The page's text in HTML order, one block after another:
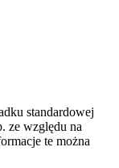
standardowej
ze względu na
te można